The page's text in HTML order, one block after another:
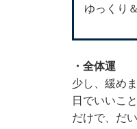
ゆっくり
・全体運
少し、緩め
日でいいこ
だけで、だ